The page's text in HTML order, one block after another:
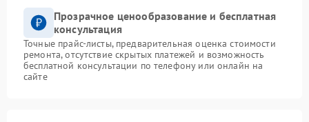
Прозрачное ценообразование и бесплатная
консультация
Точные прайс-листы, предварительная оценка стоимости
ремонта, отсутствие скрытых платежей и возможность
бесплатной консультации по телефону или онлайн на
сайте